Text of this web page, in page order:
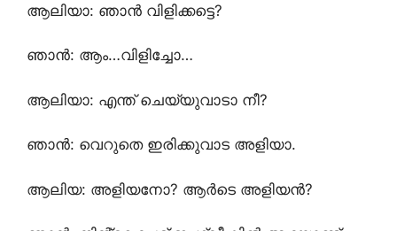
ആലിയാ: ഞാൻ വിളിക്കട്ടെ?
ഞാൻ: ആം…വിളിച്ചോ…
ആലിയാ: എന്ത് ചെയ്യുവാടാ നീ?
ഞാൻ: വെറുതെ ഇരിക്കുവാട അളിയാ.
ആലിയ: അളിയനോ? ആർടെ അളിയൻ?